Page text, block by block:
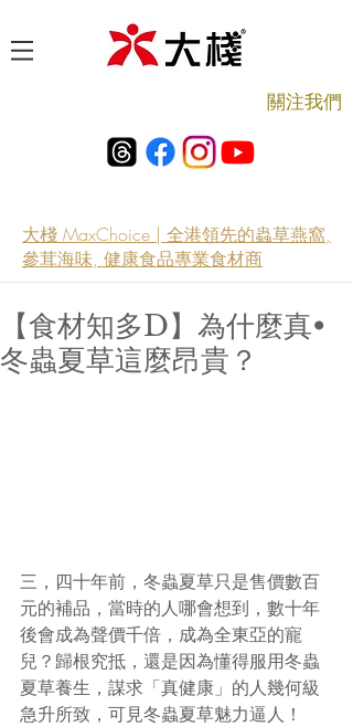
​關注我們
大棧 MaxChoice | 全港領先的蟲草燕窩,
參茸海味, 健康食品專業食材商
【食材知多D】為什麼真•
冬蟲夏草這麼昂貴？
三，四十年前，冬蟲夏草只是售價數百
元的補品，當時的人哪會想到，數十年
後會成為聲價千倍，成為全東亞的寵
兒？歸根究抵，還是因為懂得服用冬蟲
夏草養生，謀求「真健康」的人幾何級
急升所致，可見冬蟲夏草魅力逼人！